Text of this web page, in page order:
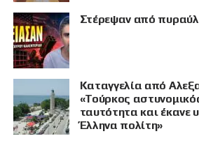
Στέρεψαν από
Καταγγελία από
«Τούρκος
ταυτότητα και έκανε
Έλληνα πολίτη»